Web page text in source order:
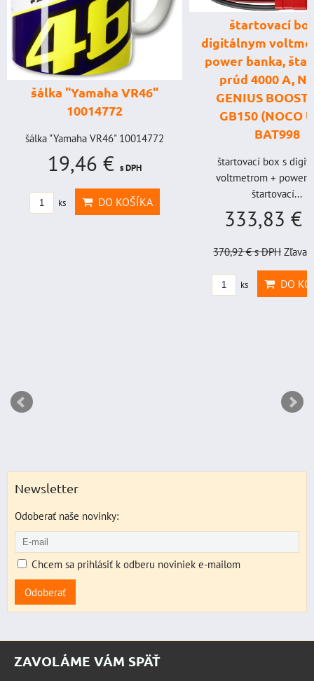
šálka "Yamaha VR46"
10014772
šálka "Yamaha VR46" 10014772
19,46 € s DPH
ks DO KOŠÍKA
štartovací
digitálnym
power banka,
prúd 4000 A,
GENIUS BOOST
GB150 (NOCO
BAT998
štartovací box s
voltmetrom + power
štartovací...
333,83 €
370,92 €s DPH Zľava
ks DO
Newsletter
Odoberať naše novinky:
Chcem sa prihlásiť k odberu noviniek e-mailom
Odoberať
ZAVOLÁME VÁM SPÄŤ